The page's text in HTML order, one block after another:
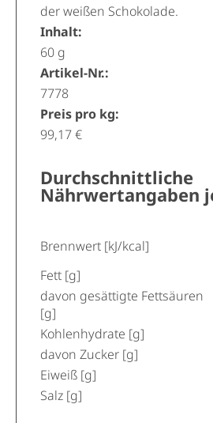
der weißen Schokolade.
Inhalt:
60 g
Artikel-Nr.:
7778
Preis pro kg:
99,17 €
Durchschnittliche
Nährwertangaben
Brennwert [kJ/kcal]
Fett [g]
davon gesättigte Fettsäuren
[g]
Kohlenhydrate [g]
davon Zucker [g]
Eiweiß [g]
Salz [g]